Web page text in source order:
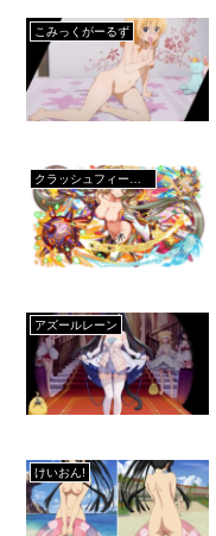
こみっくがーるず
アズールレーン
けいおん!